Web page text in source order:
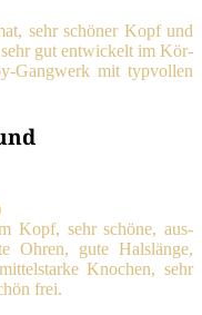
sehr schö­ner Kopf und
gut ent­wi­ckelt im Kör­
Gang­werk mit typ­vol­len
Kopf, sehr schö­ne, aus­
Ohren, gute Hals­län­ge,
Kno­chen, sehr
frei.